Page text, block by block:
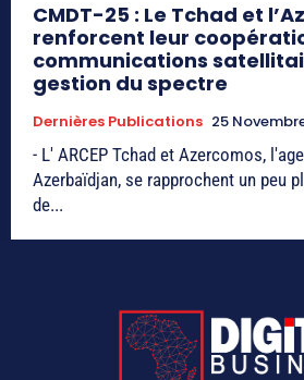
CMDT-25 : Le Tchad et
renforcent leur
communications
gestion du spectre
Dernières Publications 25
- L' ARCEP Tchad et Azercomos,
Azerbaïdjan, se rapprochent un peu
de...